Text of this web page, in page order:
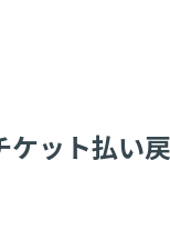
ット払い